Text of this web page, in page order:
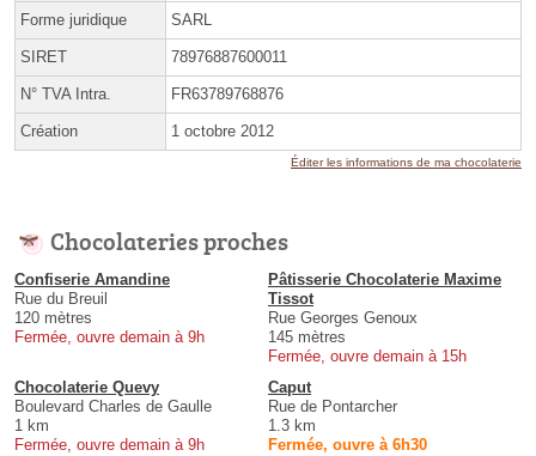
Forme juridique SARL
SIRET 78976887600011
N° TVA Intra. FR63789768876
Création 1 octobre 2012
Éditer les informations de ma chocolaterie
Chocolateries proches
Confiserie Amandine
Rue du Breuil
120 mètres
Fermée, ouvre demain à 9h
Pâtisserie Chocolaterie Maxime
Tissot
Rue Georges Genoux
145 mètres
Fermée, ouvre demain à 15h
Chocolaterie Quevy
Boulevard Charles de Gaulle
1 km
Fermée, ouvre demain à 9h
Caput
Rue de Pontarcher
1.3 km
Fermée, ouvre à 6h30